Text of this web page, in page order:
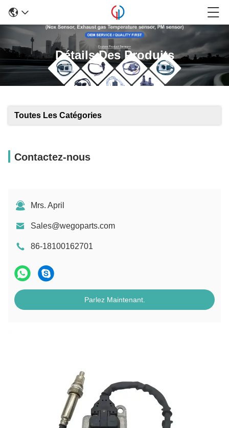
Détails Des Produits
Toutes Les Catégories
Contactez-nous
Mrs. April
Sales@wegoparts.com
86-18100162701
Parlez Maintenant.